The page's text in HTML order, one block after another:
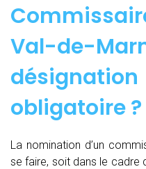
Val-de-
obligatoire ?
La nomination d’un
se faire, soit dans le cadre